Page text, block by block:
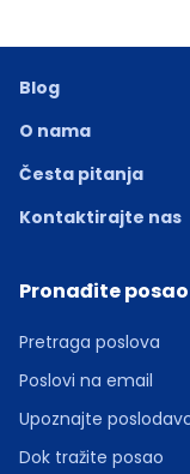
Blog
O nama
Česta pitanja
Kontaktirajte nas
Pronađite posao
Pretraga poslova
Poslovi na email
Upoznajte
Dok tražite posao